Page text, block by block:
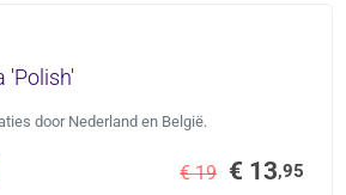
'Polish'
door Nederland en België.
€ 19 € 13,95